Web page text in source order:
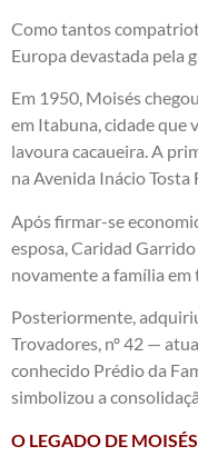
Como tantos
Europa devastada pela
Em 1950, Moisés
em Itabuna, cidade que
lavoura cacaueira. A
na Avenida Inácio Tosta
Após firmar-se
esposa, Caridad
novamente a família em
Posteriormente,
Trovadores, nº 42 —
conhecido Prédio da
simbolizou a
O LEGADO DE